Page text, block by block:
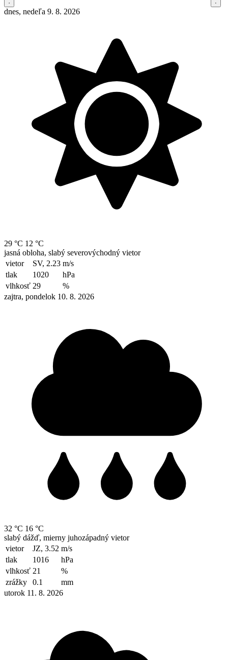
dnes, nedeľa 9. 8. 2026
29 °C 12 °C
jasná obloha, slabý severovýchodný vietor
vietor
SV, 2.23 m/s
tlak
1020
hPa
vlhkosť 29
%
zajtra, pondelok 10. 8. 2026
32 °C 16 °C
slabý dážď, mierny juhozápadný vietor
vietor
JZ, 3.52 m/s
tlak
1016
hPa
vlhkosť 21
%
zrážky
0.1
mm
utorok 11. 8. 2026